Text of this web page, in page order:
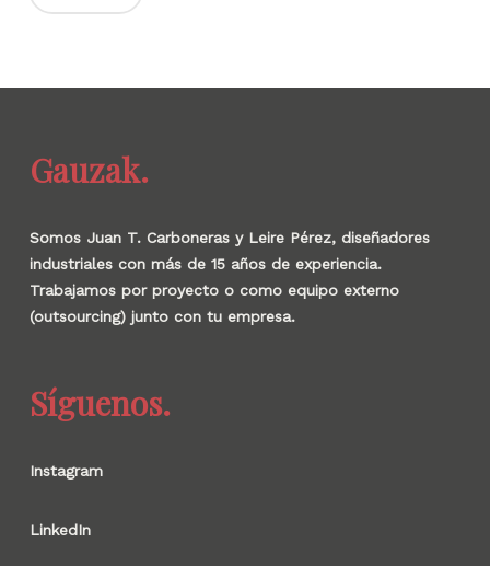
Gauzak.
Somos Juan T. Carboneras y Leire Pérez, diseñadores
industriales con más de 15 años de experiencia.
Trabajamos por proyecto o como equipo externo
(outsourcing) junto con tu empresa.
Síguenos.
Instagram
LinkedIn